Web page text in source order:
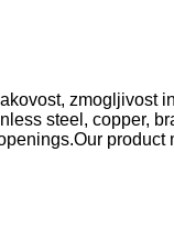
zmogljivost
steel, copper,